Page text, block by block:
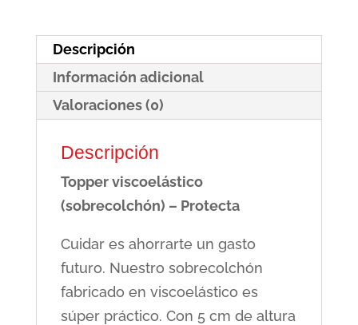
Descripción
Información adicional
Valoraciones (0)
Descripción
Topper viscoelástico
(sobrecolchón) – Protecta
Cuidar es ahorrarte un gasto
futuro. Nuestro sobrecolchón
fabricado en viscoelástico es
súper práctico. Con 5 cm de altura